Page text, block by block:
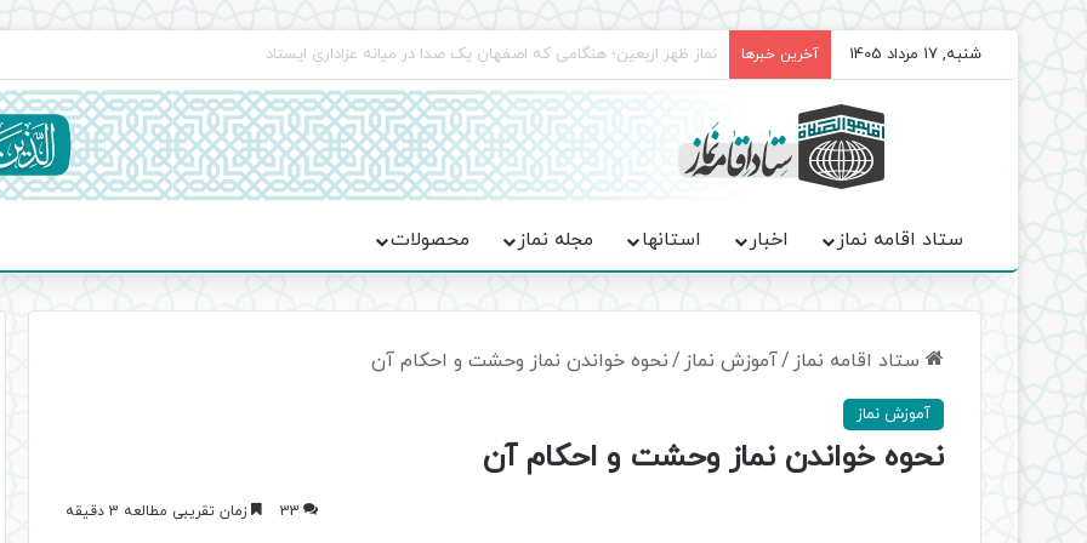
شنبه, 17 مرداد 1405 آخرین خبرها برگزاری باشکوه نمازهای جماعت در موکب فاطمه الزهرا (س)
ستاد اقامه نماز اخبار استانها مجله نماز محصولات
ستاد اقامه نماز /آموزش نماز /نحوه خواندن نماز وحشت و احکام آن
آموزش نماز
نحوه خواندن نماز وحشت و احکام آن
33 زمان تقریبی مطالعه 3 دقیقه